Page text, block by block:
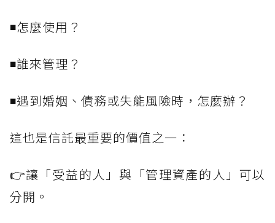
◾怎麼使用？
◾誰來管理？
◾遇到婚姻、債務或失能風險時，怎麼辦？
這也是信託最重要的價值之一：
👉讓「受益的人」與「管理資產的人」可以
分開。